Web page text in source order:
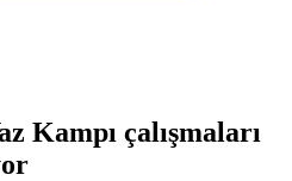
Kampı çalışmaları